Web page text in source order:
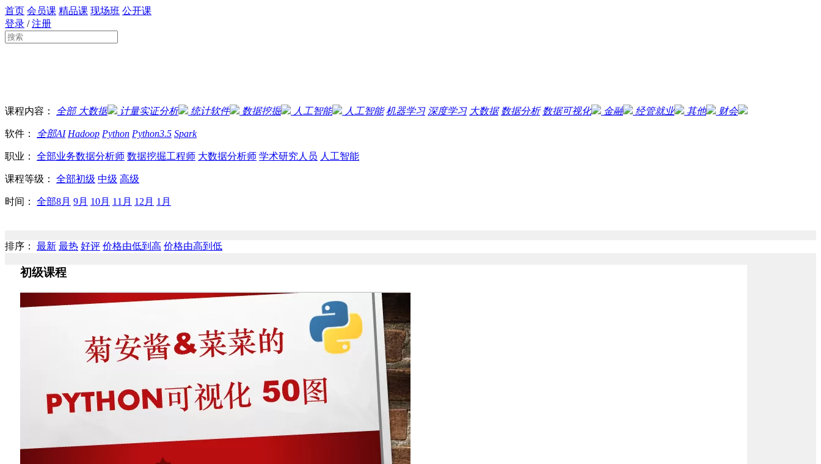
首页 会员课 精品课 现场班 公开课
登录 /注册
课程内容： 全部大数据 计量实证分析 统计软件 数据挖掘 人工智能 人工智能 机器学习 深度学习 大数据 数据分析 数据可视化 金融 经管就业 其他 财会
软件： 全部AI Hadoop Python Python3.5 Spark
职业： 全部业务数据分析师 数据挖掘工程师 大数据分析师 学术研究人员 人工智能
课程等级： 全部初级 中级 高级
时间： 全部8月 9月 10月 11月 12月 1月
排序： 最新 最热 好评 价格由低到高 价格由高到低
初级课程